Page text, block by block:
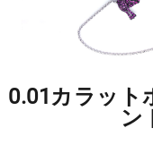
0.01カラット
ン